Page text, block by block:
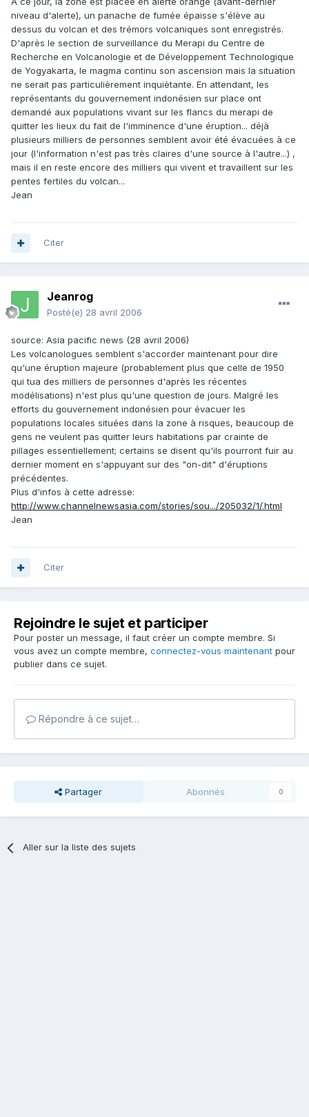
niveau d'alerte), un panache de fumée épaisse s'élève au
dessus du volcan et des trémors volcaniques sont enregistrés.
D'après le section de surveillance du Merapi du Centre de
Recherche en Volcanologie et de Développement Technologique
de Yogyakarta, le magma continu son ascension mais la situation
ne serait pas particulièrement inquiètante. En attendant, les
représentants du gouvernement indonésien sur place ont
demandé aux populations vivant sur les flancs du merapi de
quitter les lieux du fait de l'imminence d'une éruption... déjà
plusieurs milliers de personnes semblent avoir été évacuées à ce
jour (l'information n'est pas très claires d'une source à l'autre...) ,
mais il en reste encore des milliers qui vivent et travaillent sur les
pentes fertiles du volcan...
Jean
Citer
Jeanrog
Posté(e) 28 avril 2006
source: Asia pacific news (28 avril 2006)
Les volcanologues semblent s'accorder maintenant pour dire
qu'une éruption majeure (probablement plus que celle de 1950
qui tua des milliers de personnes d'après les récentes
modélisations) n'est plus qu'une question de jours. Malgré les
efforts du gouvernement indonésien pour évacuer les
populations locales situées dans la zone à risques, beaucoup de
gens ne veulent pas quitter leurs habitations par crainte de
pillages essentiellement; certains se disent qu'ils pourront fuir au
dernier moment en s'appuyant sur des "on-dit" d'éruptions
précédentes.
Plus d'infos à cette adresse:
http://www.channelnewsasia.com/stories/sou.../205032/1/.html
Jean
Citer
Rejoindre le sujet et participer
Pour poster un message, il faut créer un compte membre. Si
vous avez un compte membre, connectez-vous maintenant pour
publier dans ce sujet.
Répondre à ce sujet…
Partager Abonnés 0
Aller sur la liste des sujets